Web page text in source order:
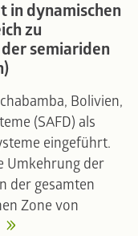
in dynamischen
zu
semiariden
Bolivien,
(SAFD) als
eingeführt.
Umkehrung der
der gesamten
Zone von